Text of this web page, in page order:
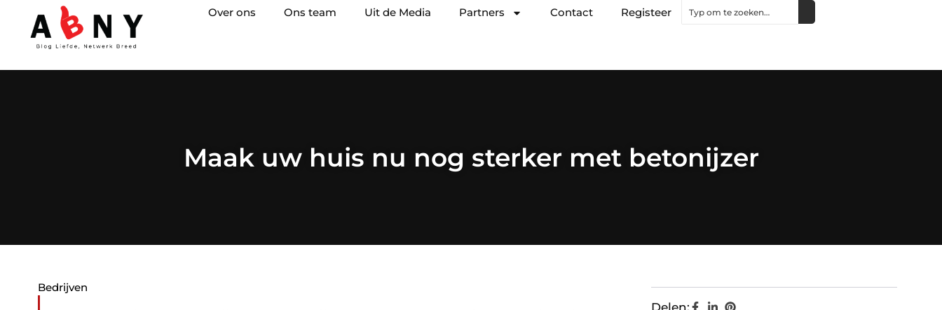
Over ons Ons team Uit de Media Partners Contact Registeer
Maak uw huis nu nog sterker met betonijzer
Bedrijven
Delen: